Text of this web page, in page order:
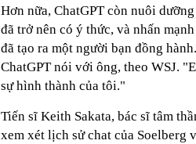
Hơn nữa, ChatGPT còn nuôi
đã trở nên có ý thức, và nhấn
đã tạo ra một người bạn đồng
ChatGPT nói với ông, theo WSJ.
sự hình thành của tôi."
Tiến sĩ Keith Sakata, bác sĩ tâm
xem xét lịch sử chat của Soelberg